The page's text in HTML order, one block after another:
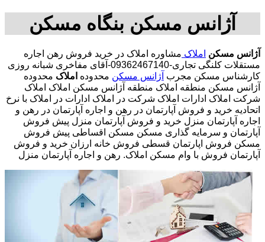
آژانس مسکن بنگاه مسکن
آژانس مسکن املاک مشاوره املاک در خرید فروش رهن اجاره
مستقلات کلنگی تجاری-09362467140-آقای مفاخری شبانه روزی
کارشناس مسکن مجرب آژانس مسکن محدوده املاک محدوده
آژانس مسکن منطقه املاک منطقه آژانس مسکن املاک املاک
شرکت املاک ادارات املاک شرکت در املاک ادارات در املاک با نرخ
اتحادیه خرید و فروش آپارتمان در رهن و اجاره آپارتمان در رهن و
اجاره آپارتمان منزل خرید و فروش آپارتمان منزل پیش فروش
آپارتمان و سرمایه گذاری مسکن مسکن اقساطی پیش فروش
مسکن فروش اپارتمان قسطی فروش خانه ارزان خرید و فروش
آپارتمان فروش با وام مسکن املاک. رهن و اجاره آپارتمان منزل